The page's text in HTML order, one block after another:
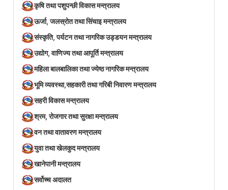
कृषि तथा पशुपन्छी विकास मन्त्रालय
ऊर्जा, जलस्रोत तथा सिंचाइ मन्त्रालय
संस्कृति, पर्यटन तथा नागरिक उड्डयन मन्त्रालय
उद्योग, वाणिज्य तथा आपूर्ति मन्त्रालय
महिला बालबालिका तथा ज्येष्ठ नागरिक मन्त्रालय
भूमि व्यवस्था,सहकारी तथा गरिबी निवारण मन्त्रालय
सहरी विकास मन्त्रालय
श्रम, रोजगार तथा सुरक्षा मन्त्रालय
वन तथा वातावरण मन्त्रालय
युवा तथा खेलकुद मन्त्रालय
खानेपानी मन्त्रालय
सर्वोच्च अदालत